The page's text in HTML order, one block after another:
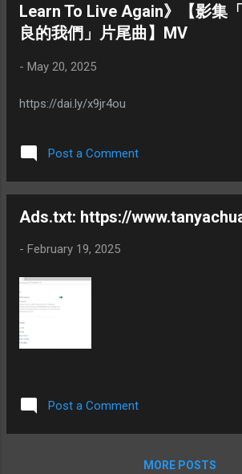
Learn To Live Again》【影集
良的我們」片尾曲】MV
- May 20, 2025
https://dai.ly/x9jr4ou
Post a Comment
Ads.txt: https://
- February 19, 2025
Post a Comment
MORE POSTS